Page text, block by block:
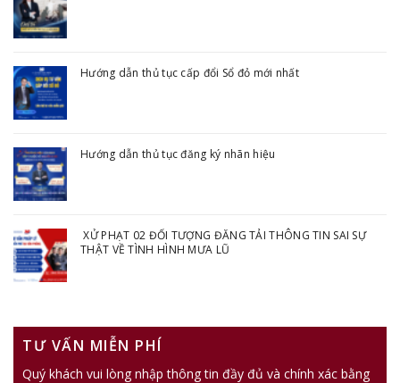
Hướng dẫn thủ tục cấp đổi Sổ đỏ mới nhất
Hướng dẫn thủ tục đăng ký nhãn hiệu
XỬ PHẠT 02 ĐỐI TƯỢNG ĐĂNG TẢI THÔNG TIN SAI SỰ
THẬT VỀ TÌNH HÌNH MƯA LŨ
TƯ VẤN MIỄN PHÍ
Quý khách vui lòng nhập thông tin đầy đủ và chính xác bằng